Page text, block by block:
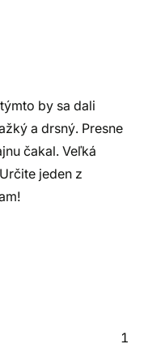
by sa dali
a drsný. Presne
čakal. Veľká
jeden z
1